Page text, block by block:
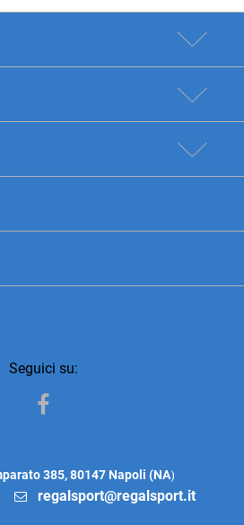
Seguici su:
385, 80147 Napoli (NA)
regalsport@regalsport.it